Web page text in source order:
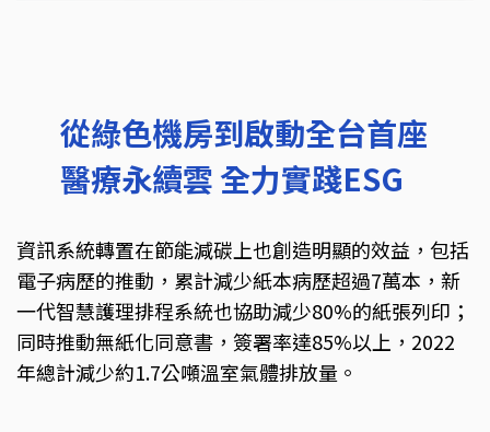
從綠色機房到啟動全台首座
醫療永續雲 全力實踐ESG
資訊系統轉置在節能減碳上也創造明顯的效益，包括
電子病歷的推動，累計減少紙本病歷超過7萬本，新
一代智慧護理排程系統也協助減少80%的紙張列印；
同時推動無紙化同意書，簽署率達85%以上，2022
年總計減少約1.7公噸溫室氣體排放量。